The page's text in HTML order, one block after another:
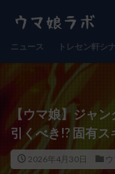
ニュース トレセン軒シ
【ウマ娘】ジャ
引くべき!? 固有
2026年4月30日